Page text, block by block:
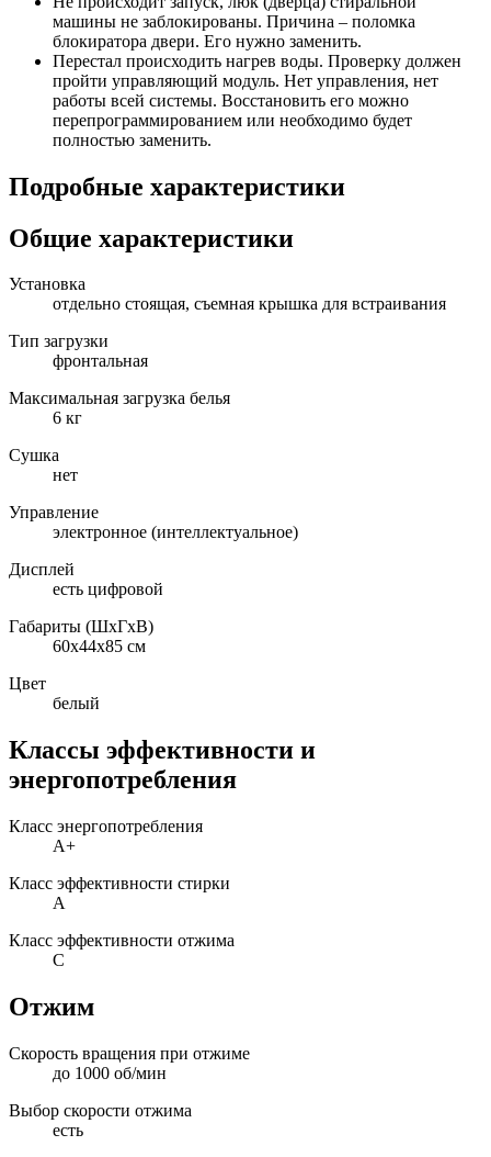
машины не заблокированы. Причина – поломка
блокиратора двери. Его нужно заменить.
Перестал происходить нагрев воды. Проверку должен
пройти управляющий модуль. Нет управления, нет
работы всей системы. Восстановить его можно
перепрограммированием или необходимо будет
полностью заменить.
Подробные характеристики
Общие характеристики
Установка
отдельно стоящая, съемная крышка для встраивания
Тип загрузки
фронтальная
Максимальная загрузка белья
6 кг
Сушка
нет
Управление
электронное (интеллектуальное)
Дисплей
есть цифровой
Габариты (ШxГxВ)
60x44x85 см
Цвет
белый
Классы эффективности и
энергопотребления
Класс энергопотребления
A+
Класс эффективности стирки
A
Класс эффективности отжима
C
Отжим
Скорость вращения при отжиме
до 1000 об/мин
Выбор скорости отжима
есть